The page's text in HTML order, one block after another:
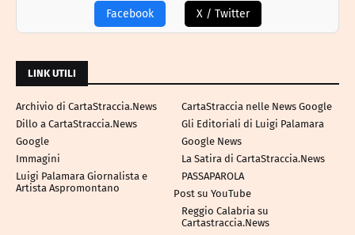
Facebook X / Twitter
LINK UTILI
Archivio di CartaStraccia.News
CartaStraccia nelle News Google
Dillo a CartaStraccia.News
Gli Editoriali di Luigi Palamara
Google
Google News
Immagini
La Satira di CartaStraccia.News
Luigi Palamara Giornalista e
Artista Aspromontano
PASSAPAROLA
Post su YouTube
Reggio Calabria su
Cartastraccia.News